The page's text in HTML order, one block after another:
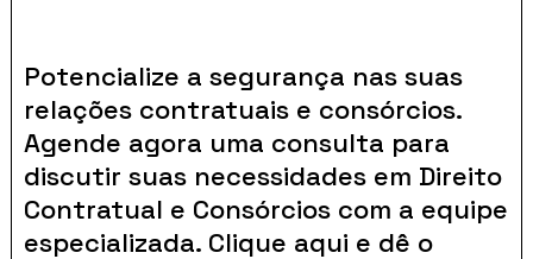
Potencialize a segurança nas suas
relações contratuais e consórcios.
Agende agora uma consulta para
discutir suas necessidades em Direito
Contratual e Consórcios com a equipe
especializada. Clique aqui e dê o